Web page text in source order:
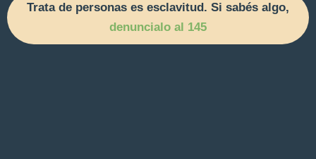
Trata de personas es esclavitud. Si sabés algo,
denuncialo al 145